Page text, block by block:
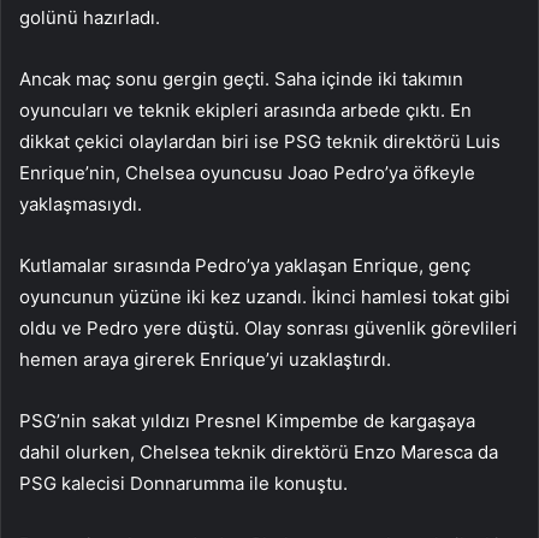
golünü hazırladı.
Ancak maç sonu gergin geçti. Saha içinde iki takımın
oyuncuları ve teknik ekipleri arasında arbede çıktı. En
dikkat çekici olaylardan biri ise PSG teknik direktörü Luis
Enrique’nin, Chelsea oyuncusu Joao Pedro’ya öfkeyle
yaklaşmasıydı.
Kutlamalar sırasında Pedro’ya yaklaşan Enrique, genç
oyuncunun yüzüne iki kez uzandı. İkinci hamlesi tokat gibi
oldu ve Pedro yere düştü. Olay sonrası güvenlik görevlileri
hemen araya girerek Enrique’yi uzaklaştırdı.
PSG’nin sakat yıldızı Presnel Kimpembe de kargaşaya
dahil olurken, Chelsea teknik direktörü Enzo Maresca da
PSG kalecisi Donnarumma ile konuştu.